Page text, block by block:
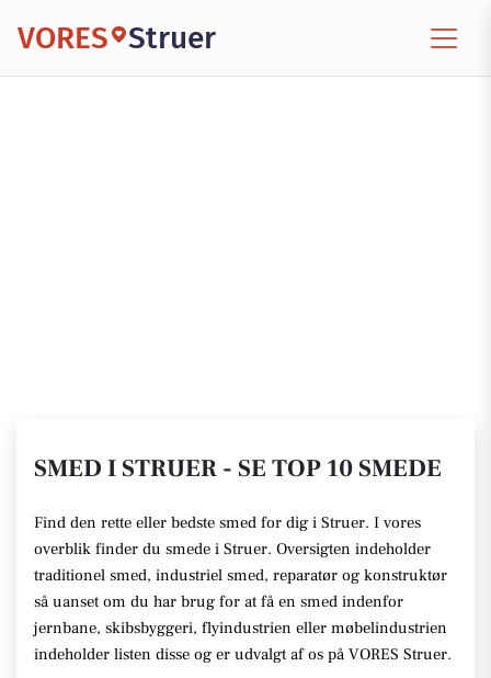
VORES Struer
SMED I STRUER - SE TOP 10 SMEDE
Find den rette eller bedste smed for dig i Struer. I vores
overblik finder du smede i Struer. Oversigten indeholder
traditionel smed, industriel smed, reparatør og konstruktør
så uanset om du har brug for at få en smed indenfor
jernbane, skibsbyggeri, flyindustrien eller møbelindustrien
indeholder listen disse og er udvalgt af os på VORES Struer.